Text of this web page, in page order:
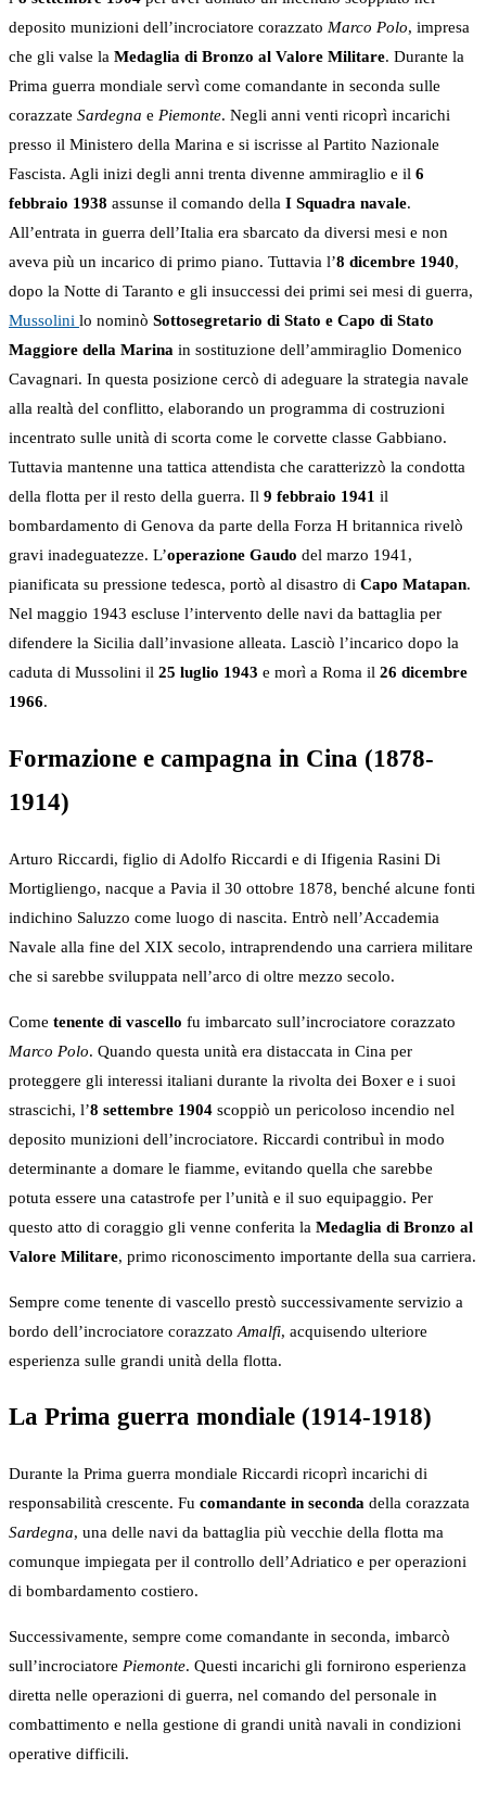
deposito munizioni dell’incrociatore corazzato Marco Polo, impresa
che gli valse la Medaglia di Bronzo al Valore Militare. Durante la
Prima guerra mondiale servì come comandante in seconda sulle
corazzate Sardegna e Piemonte. Negli anni venti ricoprì incarichi
presso il Ministero della Marina e si iscrisse al Partito Nazionale
Fascista. Agli inizi degli anni trenta divenne ammiraglio e il 6
febbraio 1938 assunse il comando della I Squadra navale.
All’entrata in guerra dell’Italia era sbarcato da diversi mesi e non
aveva più un incarico di primo piano. Tuttavia l’8 dicembre 1940,
dopo la Notte di Taranto e gli insuccessi dei primi sei mesi di guerra,
Mussolini lo nominò Sottosegretario di Stato e Capo di Stato
Maggiore della Marina in sostituzione dell’ammiraglio Domenico
Cavagnari. In questa posizione cercò di adeguare la strategia navale
alla realtà del conflitto, elaborando un programma di costruzioni
incentrato sulle unità di scorta come le corvette classe Gabbiano.
Tuttavia mantenne una tattica attendista che caratterizzò la condotta
della flotta per il resto della guerra. Il 9 febbraio 1941 il
bombardamento di Genova da parte della Forza H britannica rivelò
gravi inadeguatezze. L’operazione Gaudo del marzo 1941,
pianificata su pressione tedesca, portò al disastro di Capo Matapan.
Nel maggio 1943 escluse l’intervento delle navi da battaglia per
difendere la Sicilia dall’invasione alleata. Lasciò l’incarico dopo la
caduta di Mussolini il 25 luglio 1943 e morì a Roma il 26 dicembre
1966.
Formazione e campagna in Cina (1878-
1914)
Arturo Riccardi, figlio di Adolfo Riccardi e di Ifigenia Rasini Di
Mortigliengo, nacque a Pavia il 30 ottobre 1878, benché alcune fonti
indichino Saluzzo come luogo di nascita. Entrò nell’Accademia
Navale alla fine del XIX secolo, intraprendendo una carriera militare
che si sarebbe sviluppata nell’arco di oltre mezzo secolo.
Come tenente di vascello fu imbarcato sull’incrociatore corazzato
Marco Polo. Quando questa unità era distaccata in Cina per
proteggere gli interessi italiani durante la rivolta dei Boxer e i suoi
strascichi, l’8 settembre 1904 scoppiò un pericoloso incendio nel
deposito munizioni dell’incrociatore. Riccardi contribuì in modo
determinante a domare le fiamme, evitando quella che sarebbe
potuta essere una catastrofe per l’unità e il suo equipaggio. Per
questo atto di coraggio gli venne conferita la Medaglia di Bronzo al
Valore Militare, primo riconoscimento importante della sua carriera.
Sempre come tenente di vascello prestò successivamente servizio a
bordo dell’incrociatore corazzato Amalfi, acquisendo ulteriore
esperienza sulle grandi unità della flotta.
La Prima guerra mondiale (1914-1918)
Durante la Prima guerra mondiale Riccardi ricoprì incarichi di
responsabilità crescente. Fu comandante in seconda della corazzata
Sardegna, una delle navi da battaglia più vecchie della flotta ma
comunque impiegata per il controllo dell’Adriatico e per operazioni
di bombardamento costiero.
Successivamente, sempre come comandante in seconda, imbarcò
sull’incrociatore Piemonte. Questi incarichi gli fornirono esperienza
diretta nelle operazioni di guerra, nel comando del personale in
combattimento e nella gestione di grandi unità navali in condizioni
operative difficili.